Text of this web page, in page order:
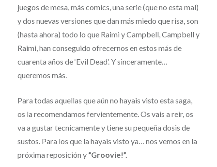
juegos de mesa, más comics, una serie (que no esta mal)
y dos nuevas versiones que dan más miedo que risa, son
(hasta ahora) todo lo que Raimi y Campbell, Campbell y
Raimi, han conseguido ofrecernos en estos más de
cuarenta años de ‘Evil Dead’. Y sinceramente…
queremos más.
Para todas aquellas que aún no hayais visto esta saga,
os la recomendamos fervientemente. Os vais a reir, os
va a gustar tecnicamente y tiene su pequeña dosis de
sustos. Para los que la hayais visto ya… nos vemos en la
próxima reposición y “Groovie!”.